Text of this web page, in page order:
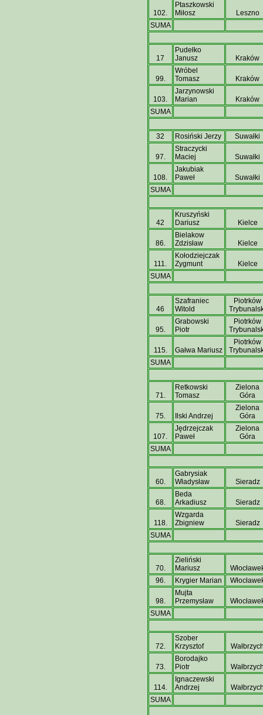
102.
Ptaszkowski
Miłosz
Leszno
SUMA
17
Pudełko
Janusz
Kraków
99.
Wróbel
Tomasz
Kraków
103.
Jarzynowski
Marian
Kraków
SUMA
32 Rosiński Jerzy Suwałki
97.
Straczycki
Maciej
Suwałki
108.
Jakubiak
Paweł
Suwałki
SUMA
42
Kruszyński
Dariusz
Kielce
86.
Bielakow
Zdzisław
Kielce
111.
Kołodziejczak
Zygmunt
Kielce
SUMA
46
Szafraniec
Witold
Piotrków
95.
Grabowski
Piotr
Piotrków
115. Gałwa Mariusz
Piotrków
SUMA
71.
Retkowski
Tomasz
Zielona
Góra
75. Ilski Andrzej
Zielona
Góra
107.
Jędrzejczak
Paweł
Zielona
Góra
SUMA
60.
Gabrysiak
Władysław
Sieradz
68.
Beda
Arkadiusz
Sieradz
118.
Wzgarda
Zbigniew
Sieradz
SUMA
70.
Zieliński
Mariusz
96.
Krygier Marian
98.
Mujta
Przemysław
SUMA
72.
Szober
Krzysztof
73.
Borodajko
Piotr
114.
Ignaczewski
Andrzej
SUMA